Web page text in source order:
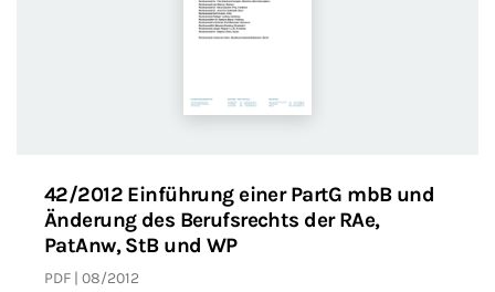
42/2012 Einführung einer PartG mbB und
Änderung des Berufsrechts der RAe,
PatAnw, StB und WP
PDF 08/2012